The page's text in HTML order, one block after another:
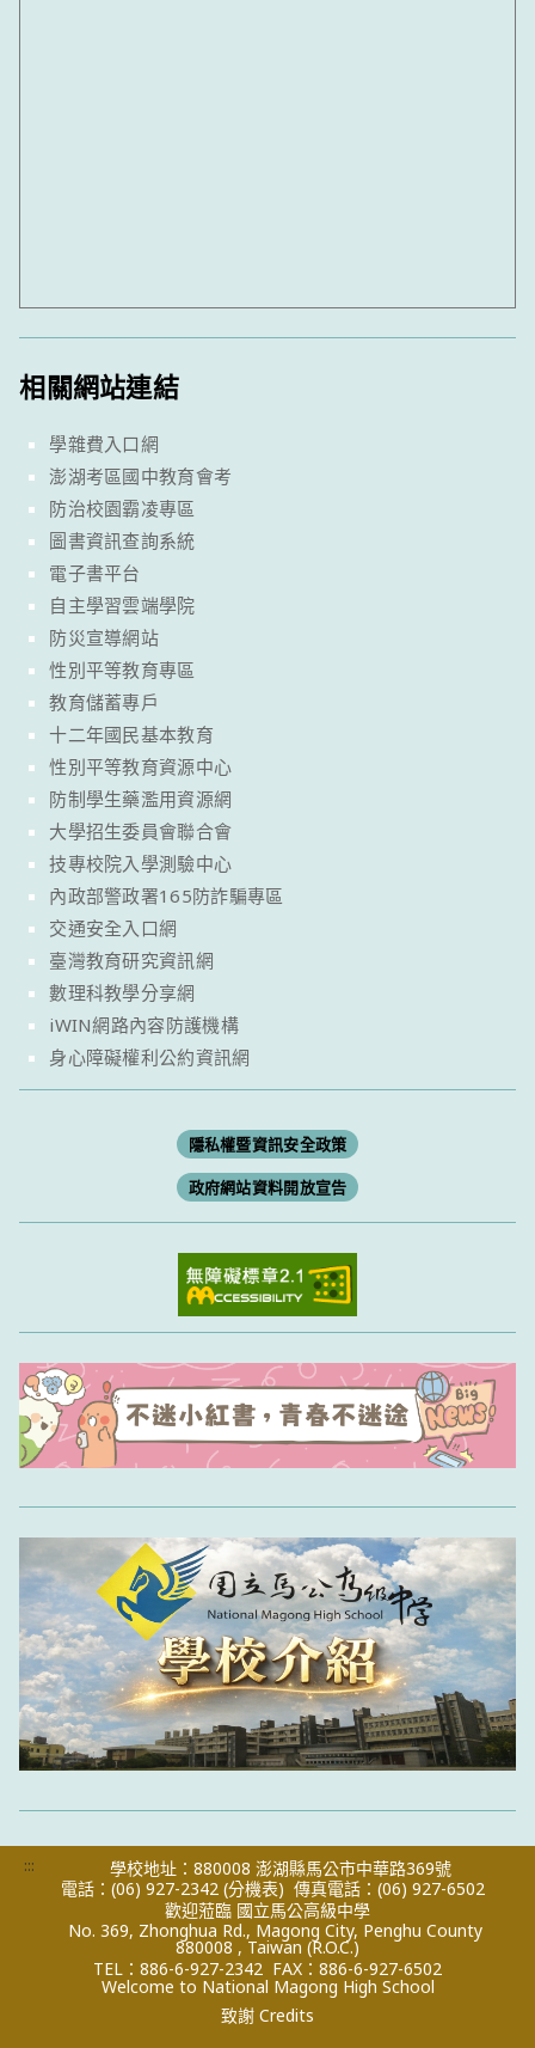
相關網站連結
學雜費入口網
澎湖考區國中教育會考
防治校園霸凌專區
圖書資訊查詢系統
電子書平台
自主學習雲端學院
防災宣導網站
性別平等教育專區
教育儲蓄專戶
十二年國民基本教育
性別平等教育資源中心
防制學生藥濫用資源網
大學招生委員會聯合會
技專校院入學測驗中心
內政部警政署165防詐騙專區
交通安全入口網
臺灣教育研究資訊網
數理科教學分享網
iWIN網路內容防護機構
身心障礙權利公約資訊網
隱私權暨資訊安全政策
政府網站資料開放宣告
:::
學校地址：880008 澎湖縣馬公市中華路369號
電話：(06) 927-2342 (分機表) 傳真電話：(06) 927-6502
歡迎蒞臨 國立馬公高級中學
No. 369, Zhonghua Rd., Magong City, Penghu County
880008 , Taiwan (R.O.C.)
TEL：886-6-927-2342 FAX：886-6-927-6502
Welcome to National Magong High School
致謝 Credits